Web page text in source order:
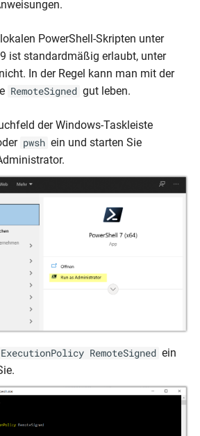
PowerShell-Skripten unter
ist standardmäßig erlaubt, unter
In der Regel kann man mit der
RemoteSigned gut leben.
der Windows-Taskleiste
pwsh ein und starten Sie
RemoteSigned ein